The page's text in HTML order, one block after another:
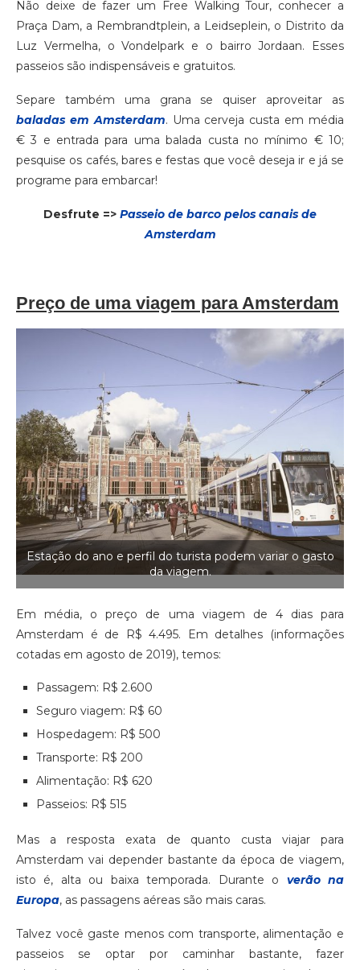
Não deixe de fazer um Free Walking Tour, conhecer a
Praça Dam, a Rembrandtplein, a Leidseplein, o Distrito da
Luz Vermelha, o Vondelpark e o bairro Jordaan. Esses
passeios são indispensáveis e gratuitos.
Separe também uma grana se quiser aproveitar as
baladas em Amsterdam. Uma cerveja custa em média
€ 3 e entrada para uma balada custa no mínimo € 10;
pesquise os cafés, bares e festas que você deseja ir e já se
programe para embarcar!
Desfrute => Passeio de barco pelos canais de
Amsterdam
Preço de uma viagem para Amsterdam
Estação do ano e perfil do turista podem variar o gasto
da viagem.
Em média, o preço de uma viagem de 4 dias para
Amsterdam é de R$ 4.495. Em detalhes (informações
cotadas em agosto de 2019), temos:
Passagem: R$ 2.600
Seguro viagem: R$ 60
Hospedagem: R$ 500
Transporte: R$ 200
Alimentação: R$ 620
Passeios: R$ 515
Mas a resposta exata de quanto custa viajar para
Amsterdam vai depender bastante da época de viagem,
isto é, alta ou baixa temporada. Durante o verão na
Europa, as passagens aéreas são mais caras.
Talvez você gaste menos com transporte, alimentação e
passeios se optar por caminhar bastante, fazer